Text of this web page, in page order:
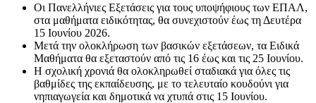
Οι Πανελλήνιες Εξετάσεις για τους υποψήφιους των ΕΠΑΛ,
στα μαθήματα ειδικότητας, θα συνεχιστούν έως τη Δευτέρα
15 Ιουνίου 2026.
Μετά την ολοκλήρωση των βασικών εξετάσεων, τα Ειδικά
Μαθήματα θα εξεταστούν από τις 16 έως και τις 25 Ιουνίου.
Η σχολική χρονιά θα ολοκληρωθεί σταδιακά για όλες τις
βαθμίδες της εκπαίδευσης, με το τελευταίο κουδούνι για
νηπιαγωγεία και δημοτικά να χτυπά στις 15 Ιουνίου.